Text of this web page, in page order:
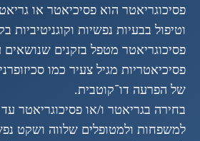
פסיכוגריאטר הוא פסיכיאטר או
וטיפול בבעיות נפשיות וקוגניטיביות
פסיכוגריאטר מטפל בזקנים שנושאים
פסיכיאטריות מגיל צעיר כמו
של הפרעה דו־קוטבית.
בחירה בגריאטר ו/או פסיכוגריאטר
למשפחות ולמטופלים שלווה ושקט